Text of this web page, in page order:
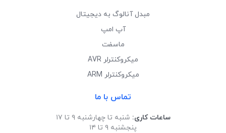
مبدل آنالوگ به دیجیتال
آپ امپ
ماسفت
میکروکنترلر AVR
میکروکنترلر ARM
تماس با ما
ساعات کاری: شنبه تا چهارشنبه ۹ تا ۱۷
پنجشنبه ۹ تا ۱۴